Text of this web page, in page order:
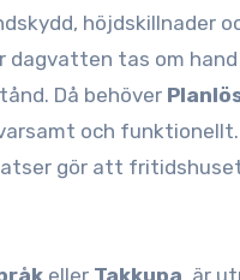
höjdskillnader
tas om
Då behöver
och
gör att
eller Takkupa , är